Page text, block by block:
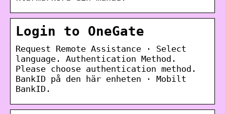
Login to OneGate
Request Remote Assistance · Select
language. Authentication Method.
Please choose authentication method.
BankID på den här enheten · Mobilt
BankID.